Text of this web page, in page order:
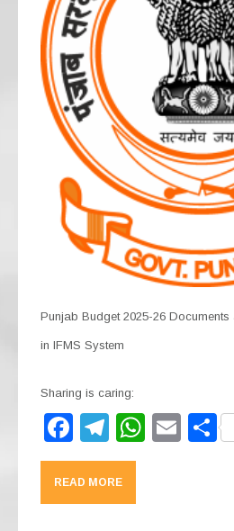
Punjab Budget 2025-26
in IFMS System
Sharing is caring:
F
a
c
e
T
el
e
gr
W
E S
READ MORE